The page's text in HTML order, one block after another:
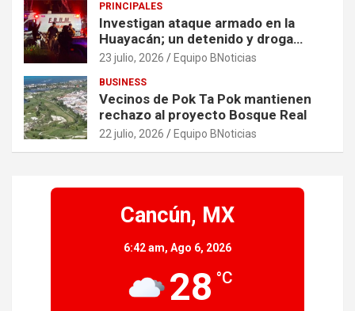
PRINCIPALES
Investigan ataque armado en la
Huayacán; un detenido y droga
asegurada tras persecución
23 julio, 2026 Equipo BNoticias
BUSINESS
Vecinos de Pok Ta Pok mantienen
rechazo al proyecto Bosque Real
22 julio, 2026 Equipo BNoticias
Cancún, MX
6:42 am, Ago 6, 2026
28 °C